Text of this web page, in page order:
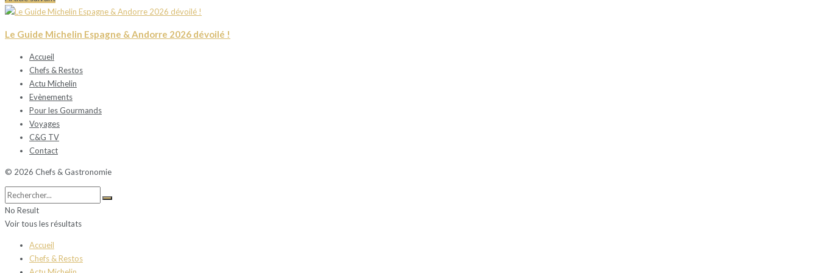
Le Guide Michelin Espagne & Andorre 2026 dévoilé !
Accueil
Chefs & Restos
Actu Michelin
Evènements
Pour les Gourmands
Voyages
C&G TV
Contact
© 2026 Chefs & Gastronomie
No Result
Voir tous les résultats
Accueil
Chefs & Restos